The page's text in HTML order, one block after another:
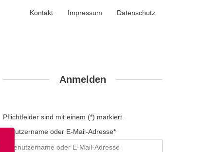
Kontakt Impressum Datenschutz
Anmelden
Pflichtfelder sind mit einem (*) markiert.
Benutzername oder E-Mail-Adresse*